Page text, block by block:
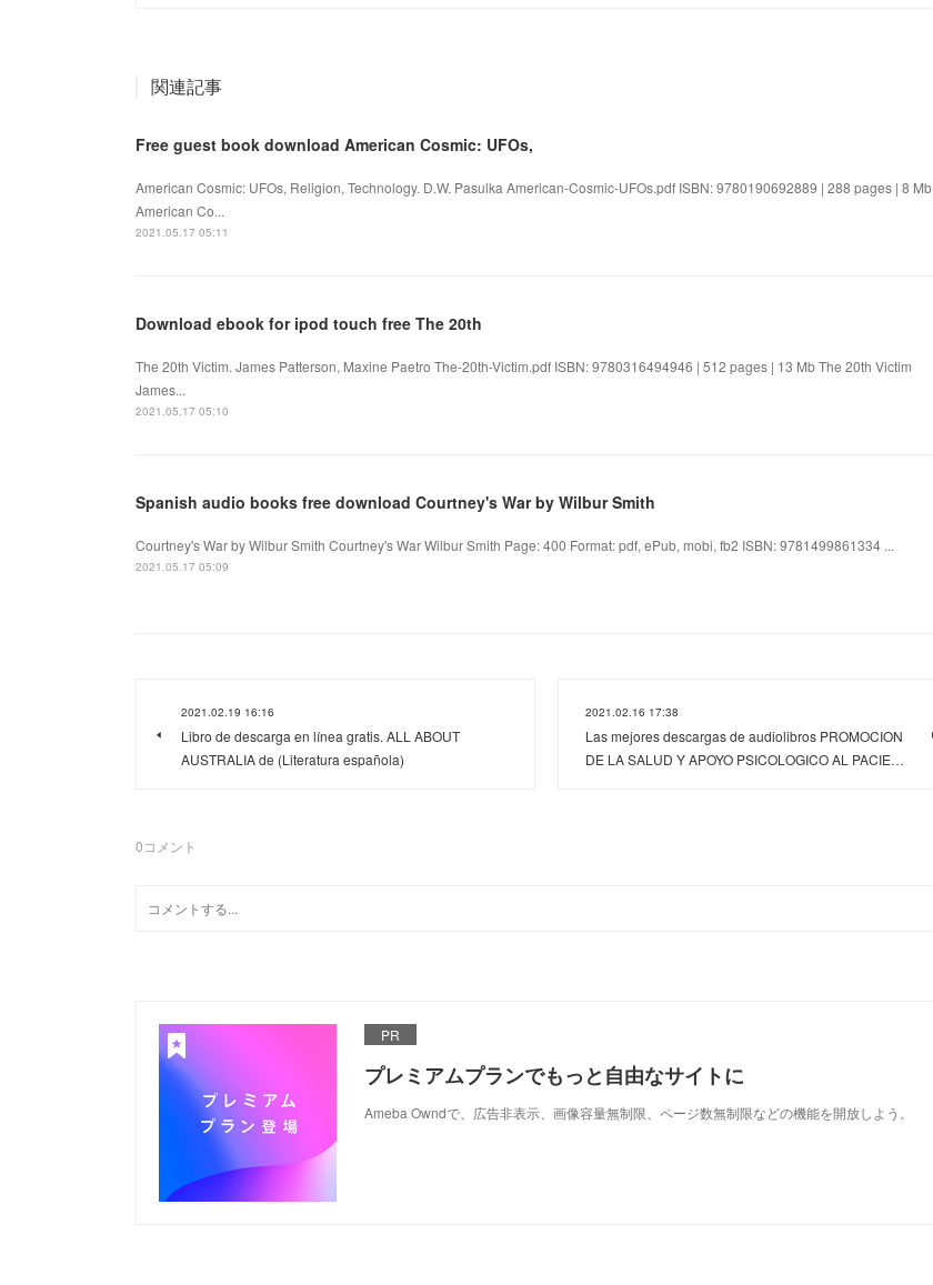
関連記事
Free guest book download American Cosmic: UFOs,
American Cosmic: UFOs, Religion, Technology. D.W. Pasulka American-Cosmic-UFOs.pdf ISBN: 9780190692889 | 288 pages | 8 Mb
American Co...
2021.05.17 05:11
Download ebook for ipod touch free The 20th
The 20th Victim. James Patterson, Maxine Paetro The-20th-Victim.pdf ISBN: 9780316494946 | 512 pages | 13 Mb The 20th Victim
James...
2021.05.17 05:10
Spanish audio books free download Courtney's War by Wilbur Smith
Courtney's War by Wilbur Smith Courtney's War Wilbur Smith Page: 400 Format: pdf, ePub, mobi, fb2 ISBN: 9781499861334 ...
2021.05.17 05:09
2021.02.19 16:16
Libro de descarga en línea gratis. ALL ABOUT
AUSTRALIA de (Literatura española)
2021.02.16 17:38
Las mejores descargas de audiolibros PROMOCION
DE LA SALUD Y APOYO PSICOLOGICO AL PACIE…
0コメント
PR
プレミアムプランでもっと自由なサイトに
Ameba Owndで、広告非表示、画像容量無制限、ページ数無制限などの機能を開放しよう。